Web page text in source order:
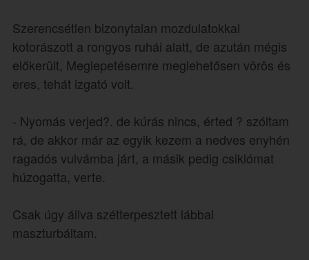
Szerencsétlen bizonytalan mozdulatokkal
kotorászott a rongyos ruhái alatt, de azután mégis
előkerült, Meglepetésemre meglehetősen vörös és
eres, tehát izgató volt.
- Nyomás verjed?. de kúrás nincs, érted ? szóltam
rá, de akkor már az egyik kezem a nedves enyhén
ragadós vulvámba járt, a másik pedig csiklómat
húzogatta, verte.
Csak úgy állva szétterpesztett lábbal
maszturbáltam.